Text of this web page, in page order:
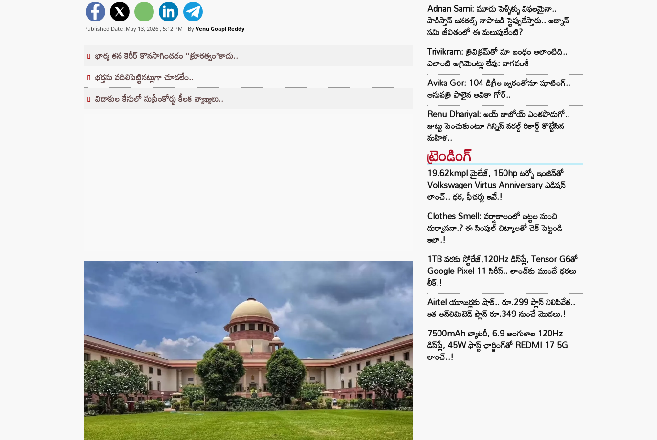
Published Date :May 13, 2026 , 5:12 PM By Venu Goapl Reddy
భార్య తన కెరీర్ కొనసాగించడం ‘‘క్రూరత్వం’’కాదు..
భర్తను వదిలిపెట్టినట్లుగా చూడలేం..
విడాకుల కేసులో సుప్రీంకోర్టు కీలక వ్యాఖ్యలు..
Adnan Sami: మూడు పెళ్ళిళ్ళు విఫలమైనా..
పాకిస్తాన్ జనరల్స్ నాపాటకి స్టెప్పులేస్తారు.. అద్నాన్
సమి జీవితంలో ఈ మలుపులేంటి?
Trivikram: త్రివిక్రమ్‌తో మా బంధం అలాంటిది..
ఎలాంటి అగ్రిమెంట్లు లేవు: నాగవంశీ
Avika Gor: 104 డిగ్రీల జ్వరంతోనూ షూటింగ్..
ఆసుపత్రి పాలైన అవికా గోర్..
Renu Dhariyal: అయ్ బాబోయ్ ఎంతపొడుగో..
జుట్టు పెంచుకుంటూ గిన్నిస్ వరల్డ్ రికార్డ్ కొట్టేసిన
మహిళ..
ట్రెండింగ్‌
19.62kmpl మైలేజ్, 150hp టర్బో ఇంజిన్‌తో
Volkswagen Virtus Anniversary ఎడిషన్
లాంచ్.. ధర, ఫీచర్లు ఇవే.!
Clothes Smell: వర్షాకాలంలో బట్టల నుంచి
దుర్వాసనా.? ఈ సింపుల్ చిట్కాలతో చెక్ పెట్టండి
ఇలా.!
1TB వరకు స్టోరేజ్,120Hz డిస్‌ప్లే, Tensor G6తో
Google Pixel 11 సిరీస్.. లాంచ్⁭కు ముందే ధరలు
లీక్.!
Airtel యూజర్లకు షాక్.. రూ.299 ప్లాన్ నిలిపివేత..
ఇక అన్‌లిమిటెడ్ ప్లాన్ రూ.349 నుంచే మొదలు.!
7500mAh బ్యాటరీ, 6.9 అంగుళాల 120Hz
డిస్‌ప్లే, 45W ఫాస్ట్ ఛార్జింగ్‌తో REDMI 17 5G
లాంచ్..!